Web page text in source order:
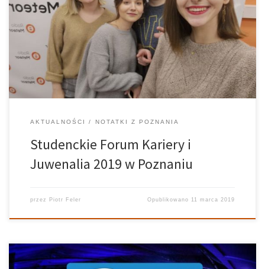
ciekawych gości, którzy opowiedzieli nam o równie ciekawych
wydarzeniach. Ewelina Łuksza, rzecznik prasowy Studenckiego
Forum Kariery podzieliła się z nami tym, dlaczego warto wziąć
udział w forum i co można zyskać. Rozmawialiśmy […]
AKTUALNOŚCI NOTATKI Z POZNANIA
Studenckie Forum Kariery i
Juwenalia 2019 w Poznaniu
przez Piotr Feler Opublikowano 11 marca 2019